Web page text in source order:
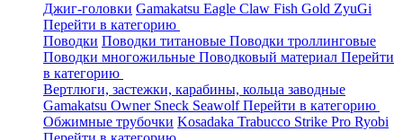
Джиг-головки Gamakatsu Eagle Claw Fish Gold ZyuGi
Перейти в категорию
Поводки Поводки титановые Поводки троллинговые
Поводки многожильные Поводковый материал Перейти
в категорию
Вертлюги, застежки, карабины, кольца заводные
Gamakatsu Owner Sneck SeawolfПерейти в категорию
Обжимные трубочки Kosadaka Trabucco Strike Pro Ryobi